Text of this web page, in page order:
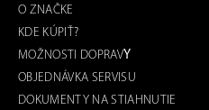
O ZNAČKE
KDE KÚPIŤ?
MOŽNOSTI DOPRAVY
OBJEDNÁVKA SERVISU
DOKUMENTY NA STIAHNUTIE